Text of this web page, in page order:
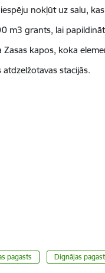
nokļūt uz salu,
m3 grants, lai
kapos, koka
stacijās.
pagasts Dignājas